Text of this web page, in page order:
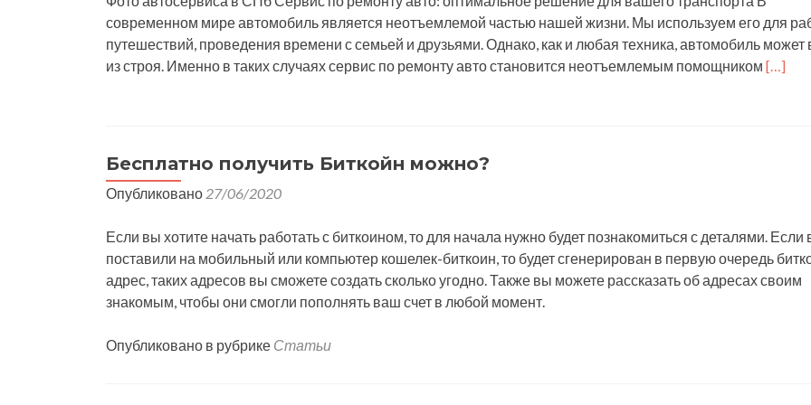
современном мире автомобиль является неотъемлемой частью нашей жизни. Мы используем его для
путешествий, проведения времени с семьей и друзьями. Однако, как и любая техника, автомобиль может
из строя. Именно в таких случаях сервис по ремонту авто становится неотъемлемым помощником Читать
[…]
Бесплатно получить Биткойн можно?
Опубликовано 27/06/2020
Если вы хотите начать работать с биткоином, то для начала нужно будет познакомиться с деталями. Если
поставили на мобильный или компьютер кошелек-биткоин, то будет сгенерирован в первую очередь
адрес, таких адресов вы сможете создать сколько угодно. Также вы можете рассказать об адресах своим
знакомым, чтобы они смогли пополнять ваш счет в любой момент.
Опубликовано в рубрике Статьи